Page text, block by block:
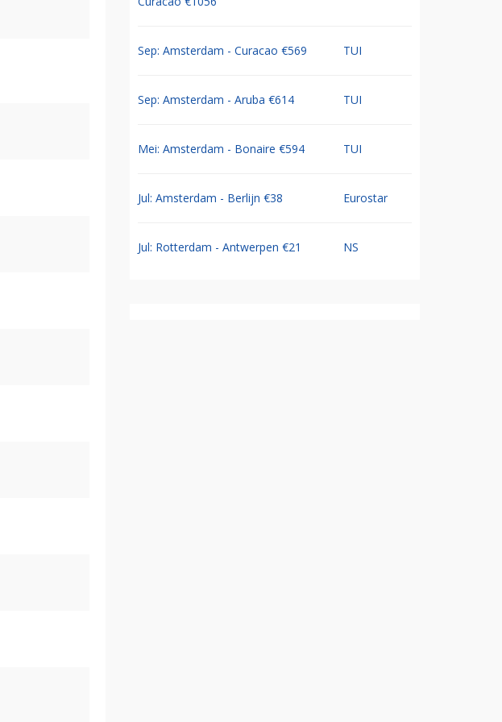
Sep: Amsterdam - Curacao €569 TUI
Sep: Amsterdam - Aruba €614 TUI
Mei: Amsterdam - Bonaire €594 TUI
Jul: Amsterdam - Berlijn €38 Eurostar
Jul: Rotterdam - Antwerpen €21 NS